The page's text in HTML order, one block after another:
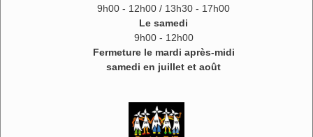
9h00 - 12h00 / 13h30 - 17h00
Le samedi
9h00 - 12h00
Fermeture le mardi après-midi
samedi en juillet et août